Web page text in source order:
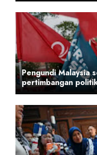
Pengundi Malaysia
pertimbangan